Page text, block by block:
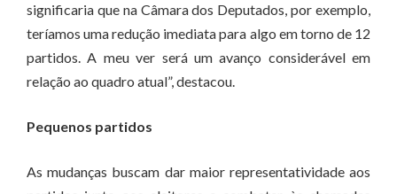
significaria que na Câmara dos Deputados, por exemplo,
teríamos uma redução imediata para algo em torno de 12
partidos. A meu ver será um avanço considerável em
relação ao quadro atual”, destacou.
Pequenos partidos
As mudanças buscam dar maior representatividade aos